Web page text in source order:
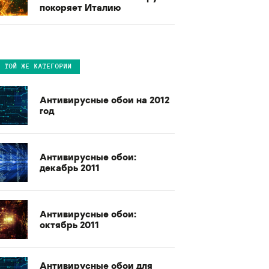
покоряет Италию
ТОЙ ЖЕ КАТЕГОРИИ
Антивирусные обои на 2012
год
Антивирусные обои:
декабрь 2011
Антивирусные обои:
октябрь 2011
Антивирусные обои для